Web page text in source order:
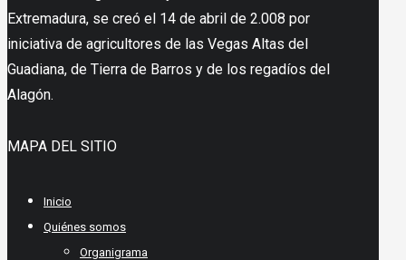
Extremadura, se creó el 14 de abril de 2.008 por
iniciativa de agricultores de las Vegas Altas del
Guadiana, de Tierra de Barros y de los regadíos del
Alagón.
MAPA DEL SITIO
Inicio
Quiénes somos
Organigrama